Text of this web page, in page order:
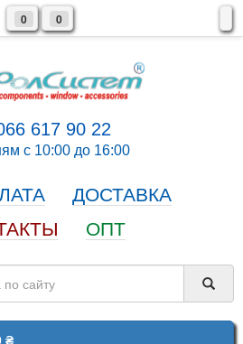
0 0
617 90 22
с 10:00 до 16:00
ДОСТАВКА
ОПТ
₴